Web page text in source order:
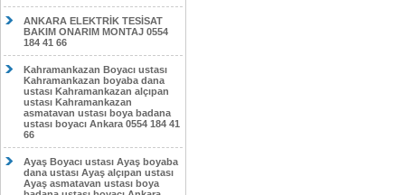
ANKARA ELEKTRİK TESİSAT
BAKIM ONARIM MONTAJ 0554
184 41 66
Kahramankazan Boyacı ustası
Kahramankazan boyaba dana
ustası Kahramankazan alçıpan
ustası Kahramankazan
asmatavan ustası boya badana
ustası boyacı Ankara 0554 184 41
66
Ayaş Boyacı ustası Ayaş boyaba
dana ustası Ayaş alçıpan ustası
Ayaş asmatavan ustası boya